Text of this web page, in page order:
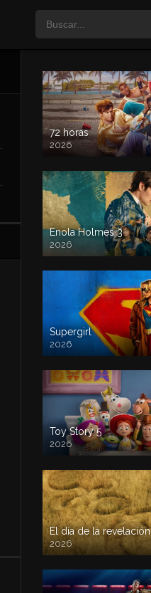
72 horas
2026
Enola Holmes 3
2026
Supergirl
2026
Toy Story 5
2026
El día de la revelación
2026